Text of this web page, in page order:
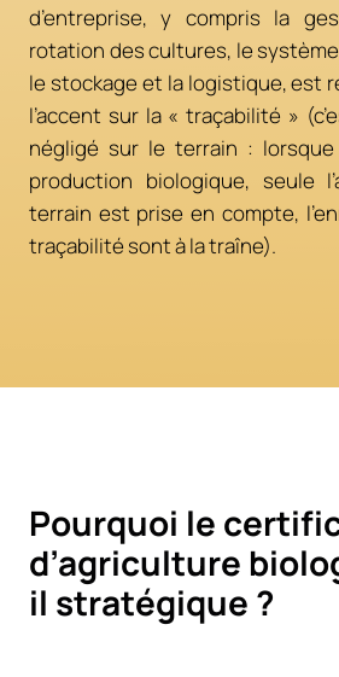
d’entreprise, y compris la
rotation des cultures, le
le stockage et la logistique, est
l’accent sur la « traçabilité »
négligé sur le terrain :
production biologique, seule
terrain est prise en compte,
traçabilité sont à la traîne).
Pourquoi le
d’agriculture
il stratégique ?